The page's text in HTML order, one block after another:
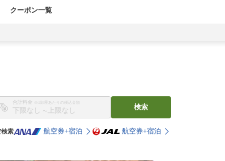
クーポン一覧
合計料金 ※1部屋あたりの税込金額
〜
検索
検索 航空券+宿泊 航空券+宿泊